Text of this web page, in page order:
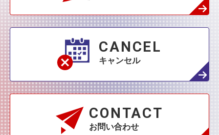
CANCEL
キャンセル
CONTACT
お問い合わせ